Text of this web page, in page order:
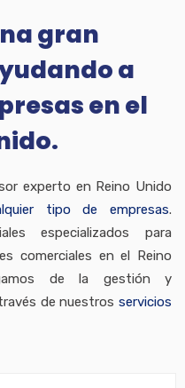
gran
a
en el
experto en Reino Unido
tipo de empresas.
especializados para
comerciales en el Reino
de la gestión y
de nuestros servicios